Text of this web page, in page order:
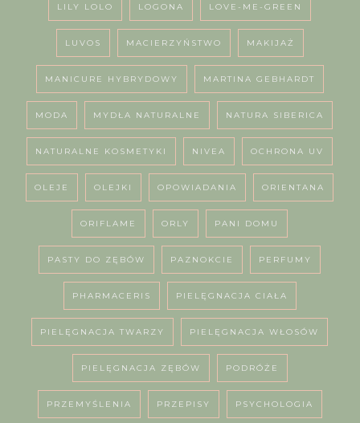
LILY LOLO LOGONA LOVE-ME-GREEN
LUVOS MACIERZYŃSTWO MAKIJAŻ
MANICURE HYBRYDOWY MARTINA GEBHARDT
MODA MYDŁA NATURALNE NATURA SIBERICA
NATURALNE KOSMETYKI NIVEA OCHRONA UV
OLEJE OLEJKI OPOWIADANIA ORIENTANA
ORIFLAME ORLY PANI DOMU
PASTY DO ZĘBÓW PAZNOKCIE PERFUMY
PHARMACERIS PIELĘGNACJA CIAŁA
PIELĘGNACJA TWARZY PIELĘGNACJA WŁOSÓW
PIELĘGNACJA ZĘBÓW PODRÓŻE
PRZEMYŚLENIA PRZEPISY PSYCHOLOGIA